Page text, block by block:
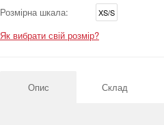
Розмірна шкала: XS/S
Як вибрати свій розмір?
Опис Склад